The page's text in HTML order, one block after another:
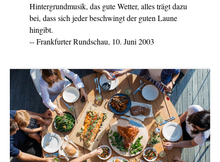
Hintergrundmusik, das gute Wetter, alles trägt dazu
bei, dass sich jeder beschwingt der guten Laune
hingibt.
-- Frankfurter Rundschau, 10. Juni 2003